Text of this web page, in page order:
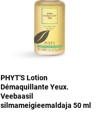
PHYT'S Lotion
Démaquillante Yeux.
Veebaasil
silmameigieemaldaja 50 ml